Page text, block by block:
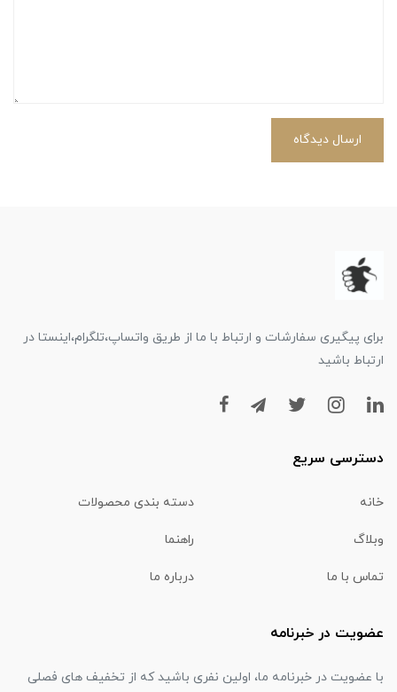
ارسال دیدگاه
برای پیگیری سفارشات و ارتباط با ما از طریق واتساپ،تلگرام،اینستا در
ارتباط باشید
دسترسی سریع
خانه دسته بندی محصولات
وبلاگ راهنما
تماس با ما درباره ما
عضویت در خبرنامه
با عضویت در خبرنامه ما، اولین نفری باشید که از تخفیف های فصلی